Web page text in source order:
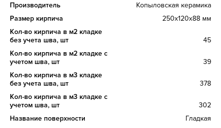
Производитель
Копыловская керамика
Размер кирпича
250х120х88 мм
Кол-во кирпича в м2 кладке
без учета шва, шт
45
Кол-во кирпича в м2 кладке с
учетом шва, шт
39
Кол-во кирпича в м3 кладке
без учета шва, шт
378
Кол-во кирпича в м3 кладке с
учетом шва, шт
302
Название поверхности
Гладкая